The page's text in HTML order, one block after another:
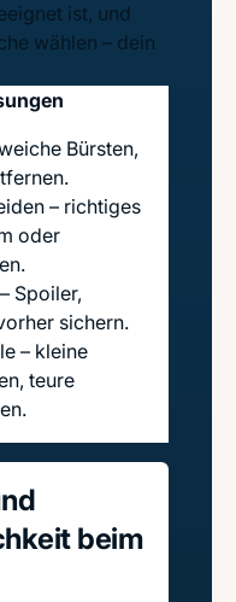
ist, und
wählen – dein
Bürsten,
– richtiges
oder
Spoiler,
sichern.
– kleine
teure
beim